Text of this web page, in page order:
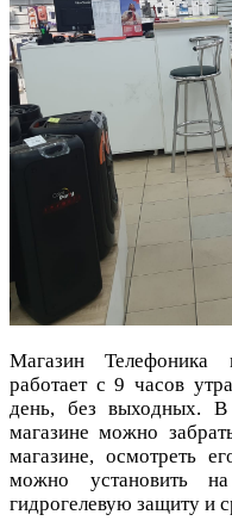
Магазин Телефоника
работает с 9 часов
день, без выходных. В
магазине можно
магазине, осмотреть
можно установить
гидрогелевую защиту и